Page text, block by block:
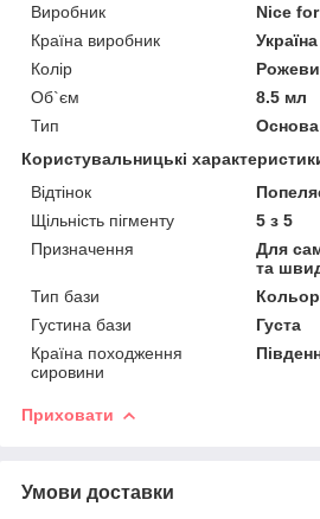
Виробник
Nice
Країна виробник
Україна
Колір
Об`єм
8.5 мл
Тип
Основа
Користувальницькі
Відтінок
Щільність пігменту
5 з 5
Призначення
Для
та
Тип бази
Густина бази
Густа
Країна походження
сировини
Приховати
Умови доставки